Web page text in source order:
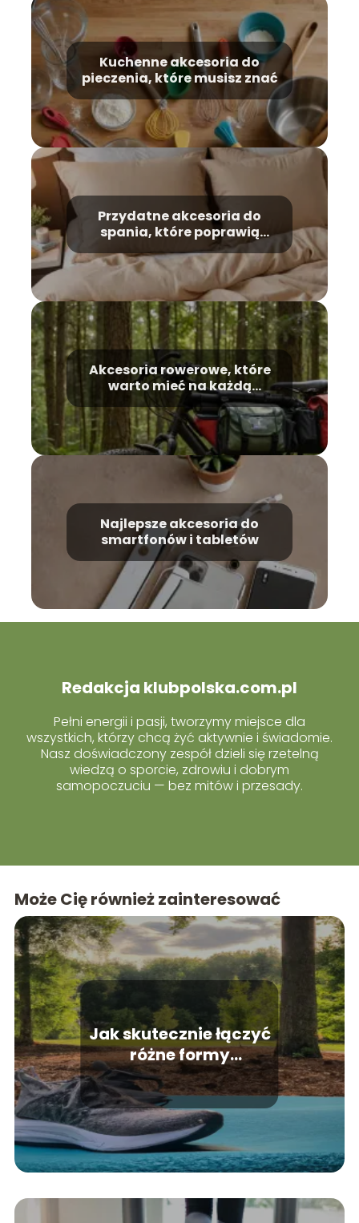
Kuchenne akcesoria do
pieczenia, które musisz znać
Przydatne akcesoria do
spania, które poprawią
twoją jakość snu
Akcesoria rowerowe, które
warto mieć na każdą
wycieczkę
Najlepsze akcesoria do
smartfonów i tabletów
Redakcja klubpolska.com.pl
Pełni energii i pasji, tworzymy miejsce dla
wszystkich, którzy chcą żyć aktywnie i świadomie.
Nasz doświadczony zespół dzieli się rzetelną
wiedzą o sporcie, zdrowiu i dobrym
samopoczuciu — bez mitów i przesady.
Może Cię również zainteresować
Jak skutecznie łączyć
różne formy
aktywności fizycznej